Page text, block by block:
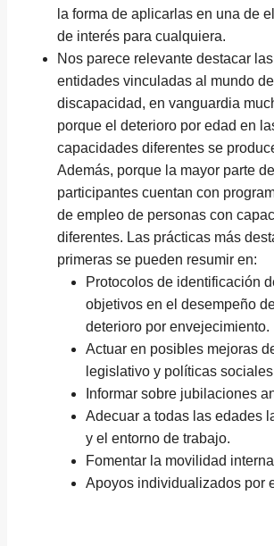
la forma de aplicarlas en una de
de interés para cualquiera.
Nos parece relevante destacar
entidades vinculadas al mundo
discapacidad, en vanguardia
porque el deterioro por edad en
capacidades diferentes se
Además, porque la mayor parte
participantes cuentan con
de empleo de personas con
diferentes. Las prácticas más
primeras se pueden resumir en:
Protocolos de identificación
objetivos en el desempeño
deterioro por envejecimiento.
Actuar en posibles mejoras
legislativo y políticas
Informar sobre jubilaciones
Adecuar a todas las edades
y el entorno de trabajo.
Fomentar la movilidad
Apoyos individualizados por